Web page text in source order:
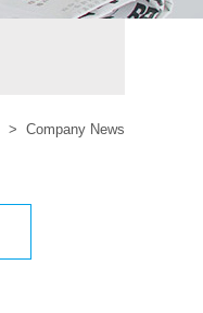
> Company News